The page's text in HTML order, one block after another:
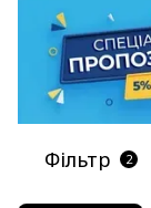
Фільтр 2